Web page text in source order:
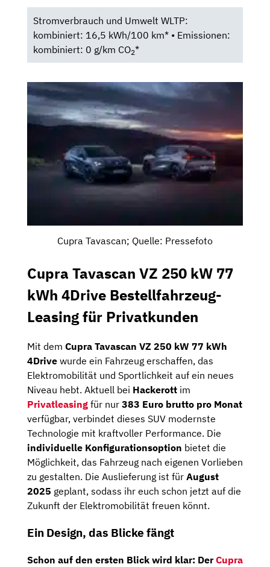
Stromverbrauch und Umwelt WLTP:
kombiniert: 16,5 kWh/100 km* • Emissionen:
kombiniert: 0 g/km CO2*
Cupra Tavascan; Quelle: Pressefoto
Cupra Tavascan VZ 250 kW 77
kWh 4Drive Bestellfahrzeug-
Leasing für Privatkunden
Mit dem Cupra Tavascan VZ 250 kW 77 kWh
4Drive wurde ein Fahrzeug erschaffen, das
Elektromobilität und Sportlichkeit auf ein neues
Niveau hebt. Aktuell bei Hackerott im
Privatleasing für nur 383 Euro brutto pro Monat
verfügbar, verbindet dieses SUV modernste
Technologie mit kraftvoller Performance. Die
individuelle Konfigurationsoption bietet die
Möglichkeit, das Fahrzeug nach eigenen Vorlieben
zu gestalten. Die Auslieferung ist für August
2025 geplant, sodass ihr euch schon jetzt auf die
Zukunft der Elektromobilität freuen könnt.
Ein Design, das Blicke fängt
Schon auf den ersten Blick wird klar: DerCupra